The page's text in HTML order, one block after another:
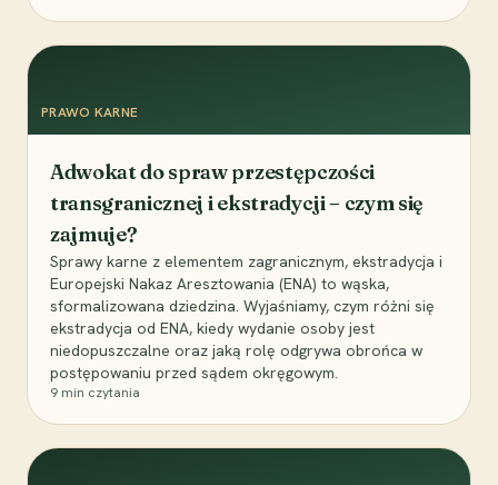
PRAWO KARNE
Adwokat do spraw przestępczości
transgranicznej i ekstradycji – czym się
zajmuje?
Sprawy karne z elementem zagranicznym, ekstradycja i
Europejski Nakaz Aresztowania (ENA) to wąska,
sformalizowana dziedzina. Wyjaśniamy, czym różni się
ekstradycja od ENA, kiedy wydanie osoby jest
niedopuszczalne oraz jaką rolę odgrywa obrońca w
postępowaniu przed sądem okręgowym.
9 min czytania